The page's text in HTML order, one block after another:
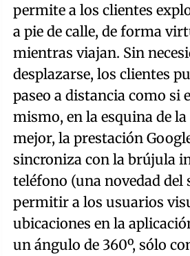
permite a los clientes
a pie de calle, de forma
mientras viajan. Sin
desplazarse, los clientes
paseo a distancia como si
mismo, en la esquina de
mejor, la prestación
sincroniza con la brújula
teléfono (una novedad del
permitir a los usuarios
ubicaciones en la
un ángulo de 360º, sólo